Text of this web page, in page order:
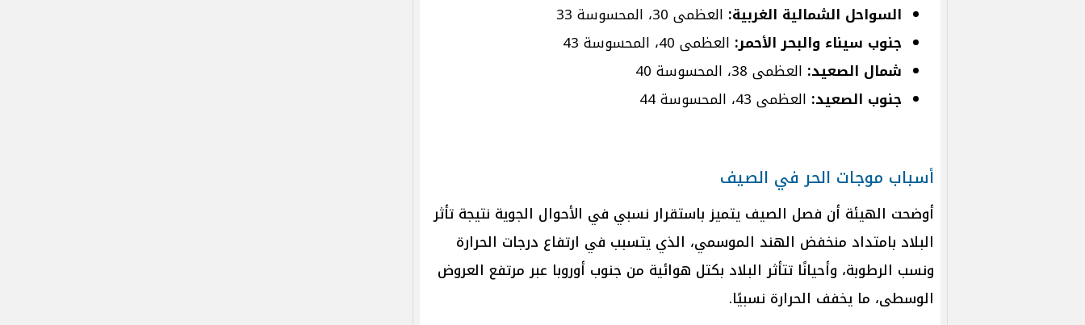
السواحل الشمالية الغربية: العظمى 30، المحسوسة 33
جنوب سيناء والبحر الأحمر: العظمى 40، المحسوسة 43
شمال الصعيد: العظمى 38، المحسوسة 40
جنوب الصعيد: العظمى 43، المحسوسة 44
أسباب موجات الحر في الصيف
أوضحت الهيئة أن فصل الصيف يتميز باستقرار نسبي في الأحوال الجوية نتيجة تأثر
البلاد بامتداد منخفض الهند الموسمي، الذي يتسبب في ارتفاع درجات الحرارة
ونسب الرطوبة، وأحيانًا تتأثر البلاد بكتل هوائية من جنوب أوروبا عبر مرتفع العروض
الوسطى، ما يخفف الحرارة نسبيًا.